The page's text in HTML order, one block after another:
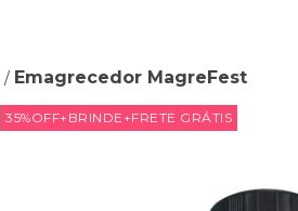
/ Emagrecedor MagreFest
35%OFF+BRINDE+FRETE GRÁTIS